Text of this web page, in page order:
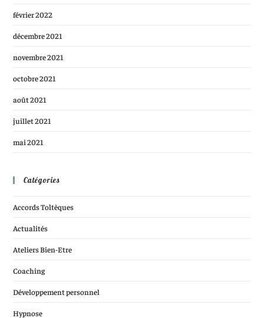
février 2022
décembre 2021
novembre 2021
octobre 2021
août 2021
juillet 2021
mai 2021
Catégories
Accords Toltèques
Actualités
Ateliers Bien-Etre
Coaching
Développement personnel
Hypnose